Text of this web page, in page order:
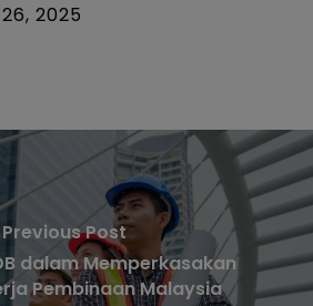
2025
Previous Post
dalam Memperkasakan
Pembinaan Malaysia